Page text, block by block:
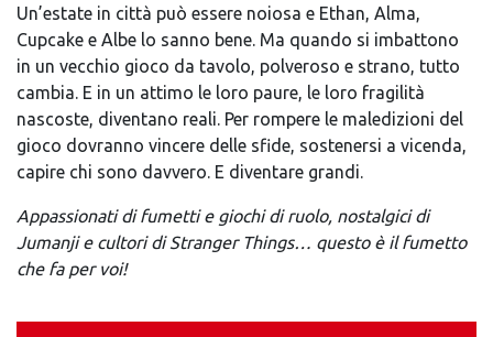
Un’estate in città può essere noiosa e Ethan, Alma,
Cupcake e Albe lo sanno bene. Ma quando si imbattono
in un vecchio gioco da tavolo, polveroso e strano, tutto
cambia. E in un attimo le loro paure, le loro fragilità
nascoste, diventano reali. Per rompere le maledizioni del
gioco dovranno vincere delle sfide, sostenersi a vicenda,
capire chi sono davvero. E diventare grandi.
Appassionati di fumetti e giochi di ruolo, nostalgici di
Jumanji e cultori di Stranger Things… questo è il fumetto
che fa per voi!